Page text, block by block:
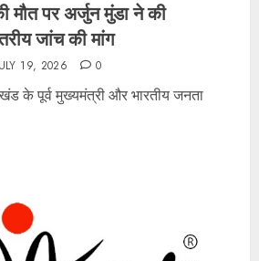
मौत पर अर्जुन मुंडा ने की
जांच की मांग
19, 2026 0
के पूर्व मुख्यमंत्री और भारतीय जनता